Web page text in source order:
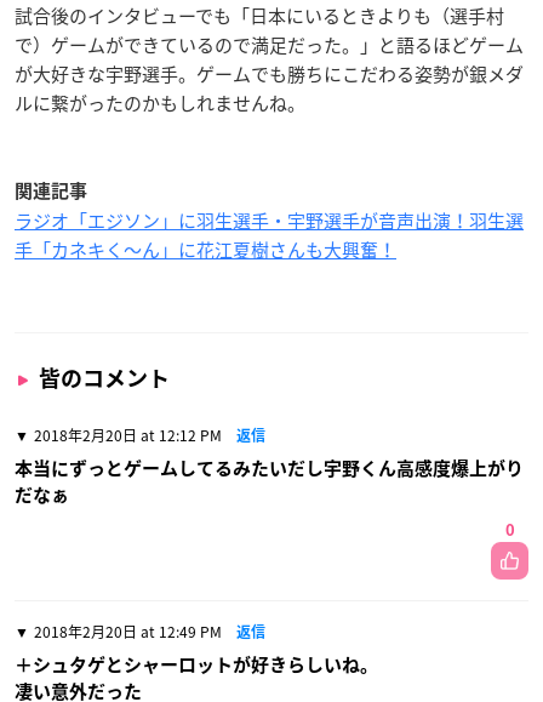
試合後のインタビューでも「日本にいるときよりも（選手村
で）ゲームができているので満足だった。」と語るほどゲーム
が大好きな宇野選手。ゲームでも勝ちにこだわる姿勢が銀メダ
ルに繋がったのかもしれませんね。
関連記事
ラジオ「エジソン」に羽生選手・宇野選手が音声出演！羽生選
手「カネキく〜ん」に花江夏樹さんも大興奮！
皆のコメント
2018年2月20日 at 12:12 PM 返信
本当にずっとゲームしてるみたいだし宇野くん高感度爆上がり
だなぁ
0
2018年2月20日 at 12:49 PM 返信
＋シュタゲとシャーロットが好きらしいね。
凄い意外だった